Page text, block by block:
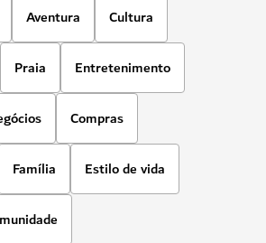
Aventura Cultura
Praia Entretenimento
Compras
Família Estilo de vida